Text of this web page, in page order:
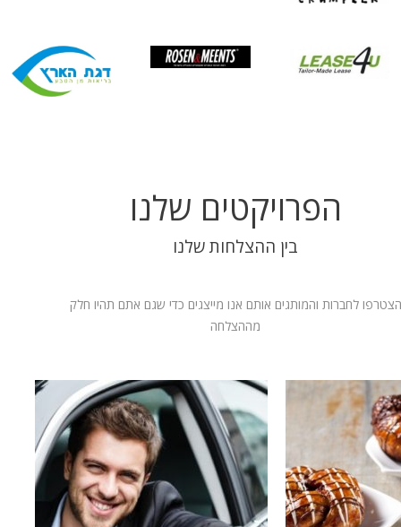
הפרויקטים שלנו
בין ההצלחות שלנו
הצטרפו לחברות והמותגים אותם אנו מייצגים כדי שגם אתם תהיו חלק
מההצלחה